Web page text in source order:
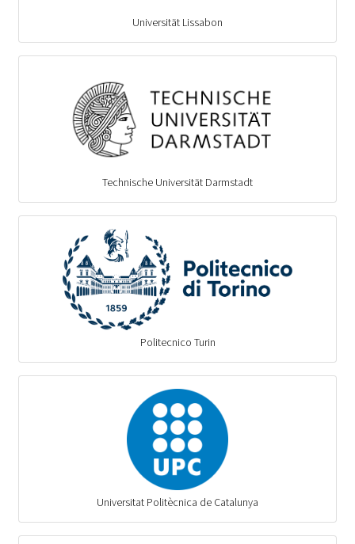
Universität Lissabon
Technische Universität Darmstadt
Politecnico Turin
Universitat Politècnica de Catalunya